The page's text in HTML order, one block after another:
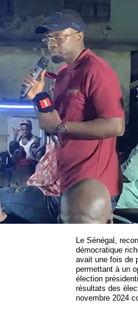
Le Sénégal,
démocratique
avait une fois de
permettant à un
élection
résultats des
novembre 2024